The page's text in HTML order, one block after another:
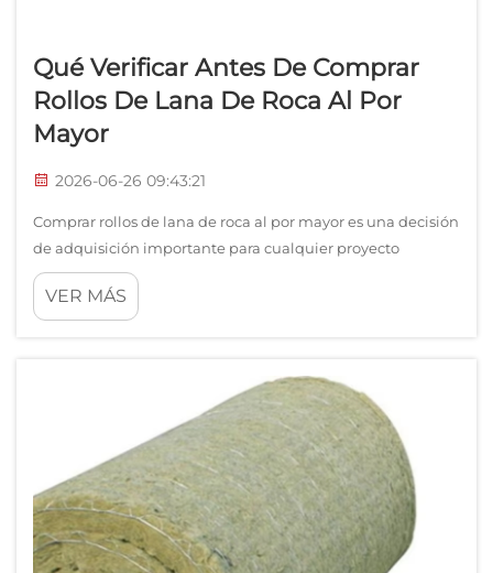
Qué Verificar Antes De Comprar
Rollos De Lana De Roca Al Por
Mayor
2026-06-26 09:43:21
Comprar rollos de lana de roca al por mayor es una decisión
de adquisición importante para cualquier proyecto
industrial o de construcción. Cuando se encargan grandes
cantidades de rollos de lana de roca, un solo descuido en
VER MÁS